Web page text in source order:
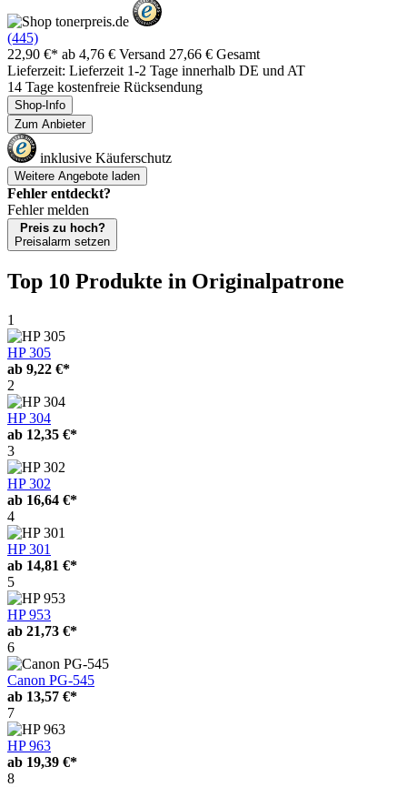
(445)
22,90 €* ab 4,76 € Versand 27,66 € Gesamt
Lieferzeit: Lieferzeit 1-2 Tage innerhalb DE und AT
14 Tage kostenfreie Rücksendung
Shop-Info
Zum Anbieter
inklusive Käuferschutz
Weitere Angebote laden
Fehler entdeckt?
Fehler melden
Preis zu hoch?
Preisalarm setzen
Top 10 Produkte in Originalpatrone
1
HP 305
ab 9,22 €*
2
HP 304
ab 12,35 €*
3
HP 302
ab 16,64 €*
4
HP 301
ab 14,81 €*
5
HP 953
ab 21,73 €*
6
Canon PG-545
ab 13,57 €*
7
HP 963
ab 19,39 €*
8